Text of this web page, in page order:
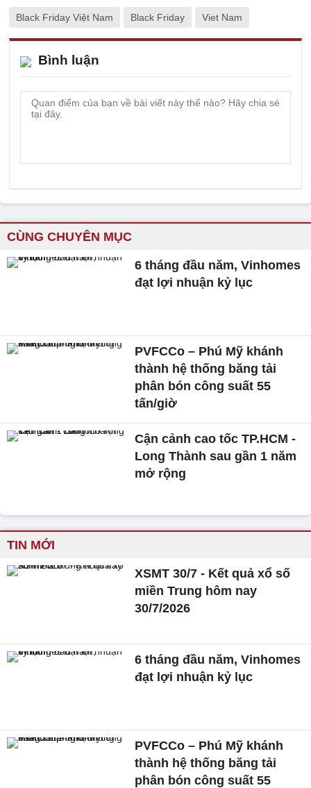
Black Friday Việt Nam Black Friday Viet Nam
Bình luận
CÙNG CHUYÊN MỤC
6 tháng đầu năm, Vinhomes
đạt lợi nhuận kỷ lục
PVFCCo – Phú Mỹ khánh
thành hệ thống băng tải
phân bón công suất 55
tấn/giờ
Cận cảnh cao tốc TP.HCM -
Long Thành sau gần 1 năm
mở rộng
TIN MỚI
XSMT 30/7 - Kết quả xổ số
miền Trung hôm nay
30/7/2026
6 tháng đầu năm, Vinhomes
đạt lợi nhuận kỷ lục
PVFCCo – Phú Mỹ khánh
thành hệ thống băng tải
phân bón công suất 55